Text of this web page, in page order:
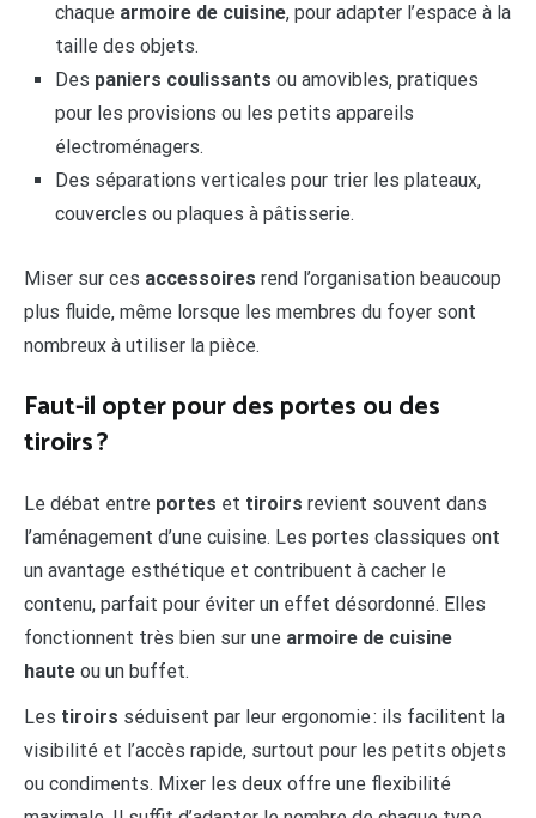
chaque armoire de cuisine, pour adapter l’espace à la
taille des objets.
Des paniers coulissants ou amovibles, pratiques
pour les provisions ou les petits appareils
électroménagers.
Des séparations verticales pour trier les plateaux,
couvercles ou plaques à pâtisserie.
Miser sur ces accessoires rend l’organisation beaucoup
plus fluide, même lorsque les membres du foyer sont
nombreux à utiliser la pièce.
Faut-il opter pour des portes ou des
tiroirs ?
Le débat entre portes et tiroirs revient souvent dans
l’aménagement d’une cuisine. Les portes classiques ont
un avantage esthétique et contribuent à cacher le
contenu, parfait pour éviter un effet désordonné. Elles
fonctionnent très bien sur une armoire de cuisine
haute ou un buffet.
Les tiroirs séduisent par leur ergonomie : ils facilitent la
visibilité et l’accès rapide, surtout pour les petits objets
ou condiments. Mixer les deux offre une flexibilité